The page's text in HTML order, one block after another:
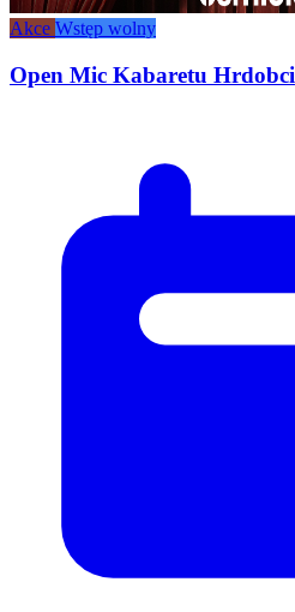
Akce Wstęp wolny
Open Mic Kabaretu Hrdobci